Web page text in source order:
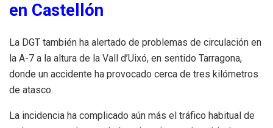
en Castellón
La DGT también ha alertado de problemas de circulación en
la A-7 a la altura de la Vall d’Uixó, en sentido Tarragona,
donde un accidente ha provocado cerca de tres kilómetros
de atasco.
La incidencia ha complicado aún más el tráfico habitual de